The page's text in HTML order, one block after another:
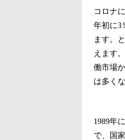
コロナ
年初に3
ます。
えます
働市場
は多く
1989年
で、国